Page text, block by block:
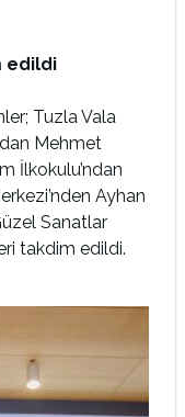
edildi
Tuzla Vala
Mehmet
İlkokulu’ndan
Ayhan
Sanatlar
takdim edildi.